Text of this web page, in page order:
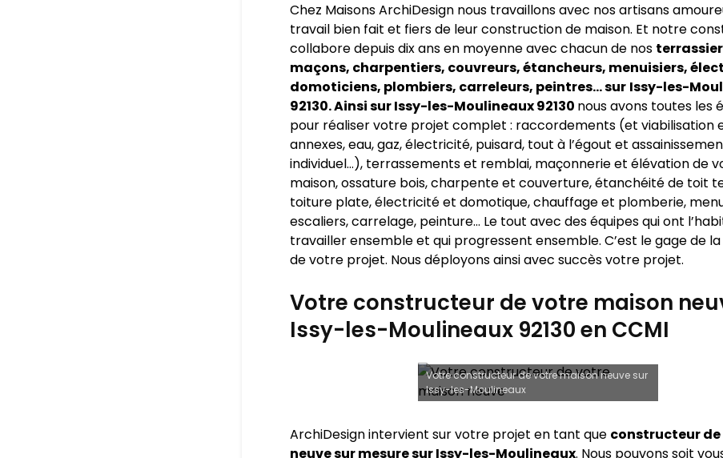
Chez Maisons ArchiDesign nous travaillons avec nos artisans
travail bien fait et fiers de leur construction de maison. Et notre
collabore depuis dix ans en moyenne avec chacun de nos
maçons, charpentiers, couvreurs, étancheurs, menuisiers,
domoticiens, plombiers, carreleurs, peintres… sur Issy-les-
92130. Ainsi sur Issy-les-Moulineaux 92130 nous avons toutes les
pour réaliser votre projet complet : raccordements (et viabilisation
annexes, eau, gaz, électricité, puisard, tout à l’égout et
individuel…), terrassements et remblai, maçonnerie et élévation de
maison, ossature bois, charpente et couverture, étanchéité de toit
toiture plate, électricité et domotique, chauffage et plomberie,
escaliers, carrelage, peinture… Le tout avec des équipes qui ont
travailler ensemble et qui progressent ensemble. C’est le gage de
de votre projet. Nous déployons ainsi avec succès votre projet.
Votre constructeur de votre maison
Issy-les-Moulineaux 92130 en CCMI
Votre constructeur de votre maison neuve sur
Issy-les-Moulineaux
ArchiDesign intervient sur votre projet en tant que constructeur
neuve sur mesure surIssy-les-Moulineaux. Nous pouvons soit